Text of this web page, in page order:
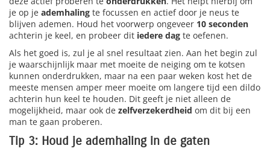
je op je ademhaling te focussen en actief door je neus te
blijven ademen. Houd het voorwerp ongeveer 10 seconden
achterin je keel, en probeer dit iedere dag te oefenen.
Als het goed is, zul je al snel resultaat zien. Aan het begin zul
je waarschijnlijk maar met moeite de neiging om te kotsen
kunnen onderdrukken, maar na een paar weken kost het de
meeste mensen amper meer moeite om langere tijd een dildo
achterin hun keel te houden. Dit geeft je niet alleen de
mogelijkheid, maar ook de zelfverzekerdheid om dit bij een
man te gaan proberen.
Tip 3: Houd je ademhaling in de gaten